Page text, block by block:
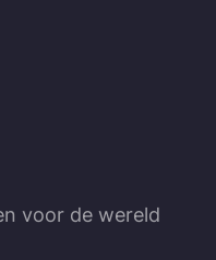
voor de wereld